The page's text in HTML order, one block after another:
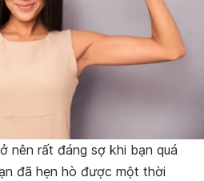
nên rất đáng sợ khi bạn quá
đã hẹn hò được một thời